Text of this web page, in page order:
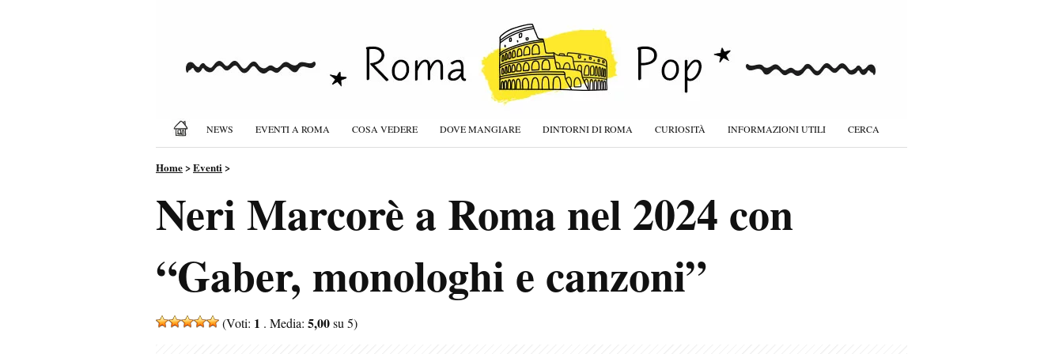
NEWS EVENTI A ROMA COSA VEDERE DOVE MANGIARE DINTORNI DI ROMA CURIOSITÀ INFORMAZIONI UTILI CERCA
Home>Eventi>
Neri Marcorè a Roma nel 2024 con
“Gaber, monologhi e canzoni”
(Voti: 1 . Media: 5,00su 5)